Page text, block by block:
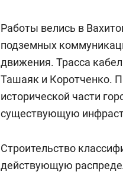
Работы велись в
подземных
движения. Трасса
Ташаяк и Коротченко.
исторической части
существующую
Строительство
действующую